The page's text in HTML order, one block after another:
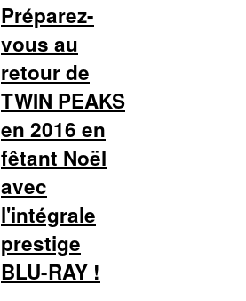
Préparez-
vous au
retour de
TWIN PEAKS
en 2016 en
fêtant Noël
avec
l'intégrale
prestige
BLU-RAY !